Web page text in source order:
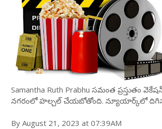
Samantha Ruth Prabhu సమంత ప్రస్తుతం
నగరంలో హల్చల్ చేయబోతోంది. న్యూయార్క్‌లో దిగిన
By August 21, 2023 at 07:39AM